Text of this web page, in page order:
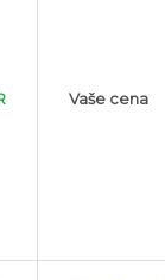
Vaše cena